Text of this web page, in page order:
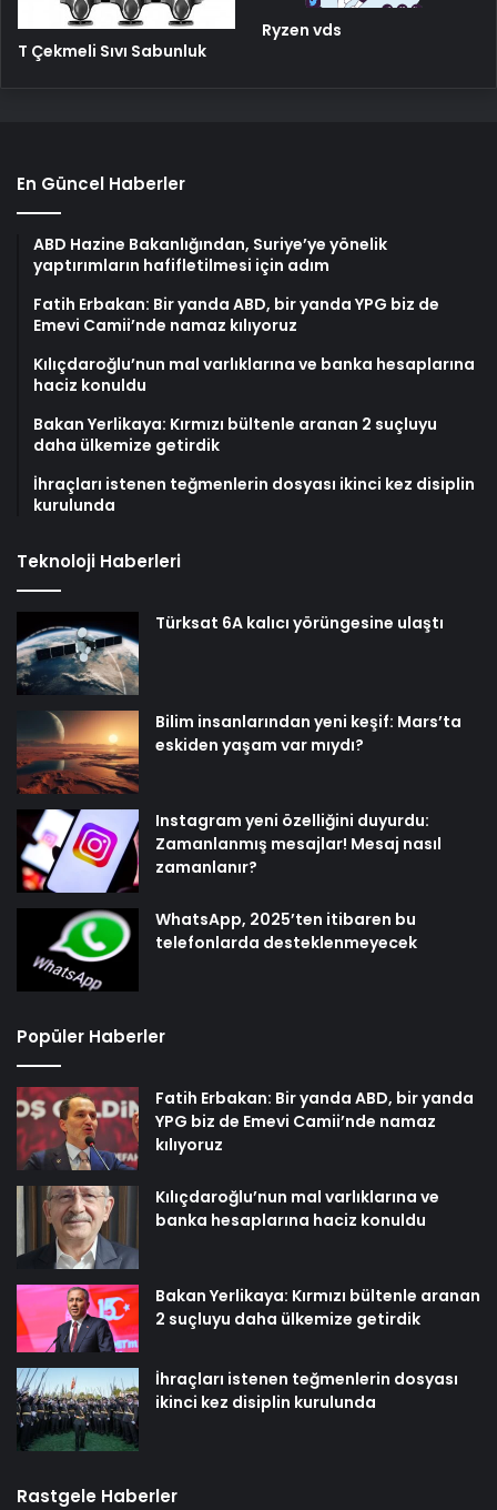
T Çekmeli Sıvı Sabunluk
Ryzen vds
En Güncel Haberler
ABD Hazine Bakanlığından, Suriye’ye yönelik
yaptırımların hafifletilmesi için adım
Fatih Erbakan: Bir yanda ABD, bir yanda YPG biz de
Emevi Camii’nde namaz kılıyoruz
Kılıçdaroğlu’nun mal varlıklarına ve banka hesaplarına
haciz konuldu
Bakan Yerlikaya: Kırmızı bültenle aranan 2 suçluyu
daha ülkemize getirdik
İhraçları istenen teğmenlerin dosyası ikinci kez disiplin
kurulunda
Teknoloji Haberleri
Türksat 6A kalıcı yörüngesine ulaştı
Bilim insanlarından yeni keşif: Mars’ta
eskiden yaşam var mıydı?
Instagram yeni özelliğini duyurdu:
Zamanlanmış mesajlar! Mesaj nasıl
zamanlanır?
WhatsApp, 2025’ten itibaren bu
telefonlarda desteklenmeyecek
Popüler Haberler
Fatih Erbakan: Bir yanda ABD, bir yanda
YPG biz de Emevi Camii’nde namaz
kılıyoruz
Kılıçdaroğlu’nun mal varlıklarına ve
banka hesaplarına haciz konuldu
Bakan Yerlikaya: Kırmızı bültenle aranan
2 suçluyu daha ülkemize getirdik
İhraçları istenen teğmenlerin dosyası
ikinci kez disiplin kurulunda
Rastgele Haberler